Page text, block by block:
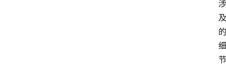
涉
及
的
细
节